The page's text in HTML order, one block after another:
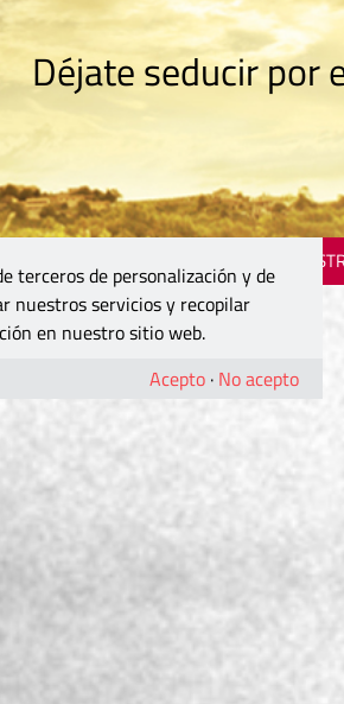
Déjate seducir por
terceros de personalización y de
nuestros servicios y recopilar
en nuestro sitio web.
Acepto · No acepto